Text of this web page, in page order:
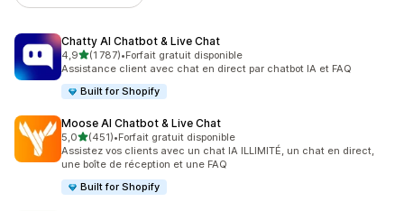
Chatty AI Chatbot & Live Chat
4,9étoile(s) sur 5
(1 787)
1787 avis au total
•Forfait gratuit disponible
Assistance client avec chat en direct par chatbot IA et FAQ
Built for Shopify
Moose AI Chatbot & Live Chat
5,0étoile(s) sur 5
(451)
451 avis au total
•Forfait gratuit disponible
Assistez vos clients avec un chat IA ILLIMITÉ, un chat en direct,
une boîte de réception et une FAQ
Built for Shopify